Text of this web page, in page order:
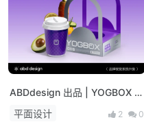
ABDdesign 出品 | YOGBOX 酸
奶集盒
平面设计 2 0